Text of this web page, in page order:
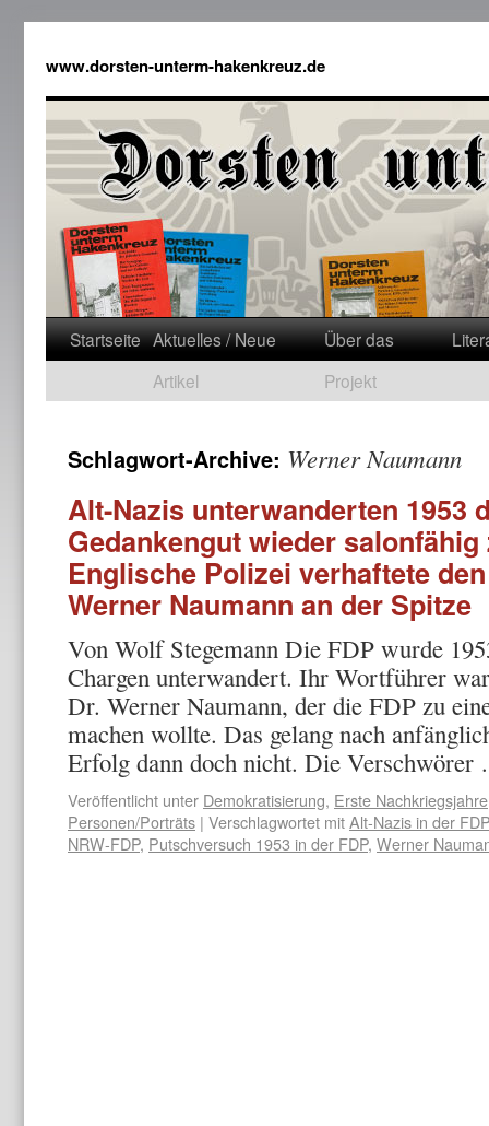
www.dorsten-unterm-hakenkreuz.de
Startseite Aktuelles / Neue
Artikel
Über das
Projekt
Schlagwort-Archive: Werner Naumann
Alt-Nazis unterwanderten 1953
Gedankengut wieder salonfähig
Englische Polizei verhaftete
Werner Naumann an der Spitze
Von Wolf Stegemann Die FDP wurde
Chargen unterwandert. Ihr Wortführer
Dr. Werner Naumann, der die FDP zu
machen wollte. Das gelang nach
Erfolg dann doch nicht. Die
Veröffentlicht unter Demokratisierung, Erste Nachkriegsjahre
Personen/Porträts | Verschlagwortet mitAlt-Nazis in der FDP
NRW-FDP, Putschversuch 1953 in der FDP, Werner